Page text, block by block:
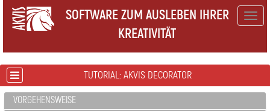
SOFTWARE ZUM AUSLEBEN IHRER
KREATIVITÄT
TUTORIAL: AKVIS DECORATOR
VORGEHENSWEISE